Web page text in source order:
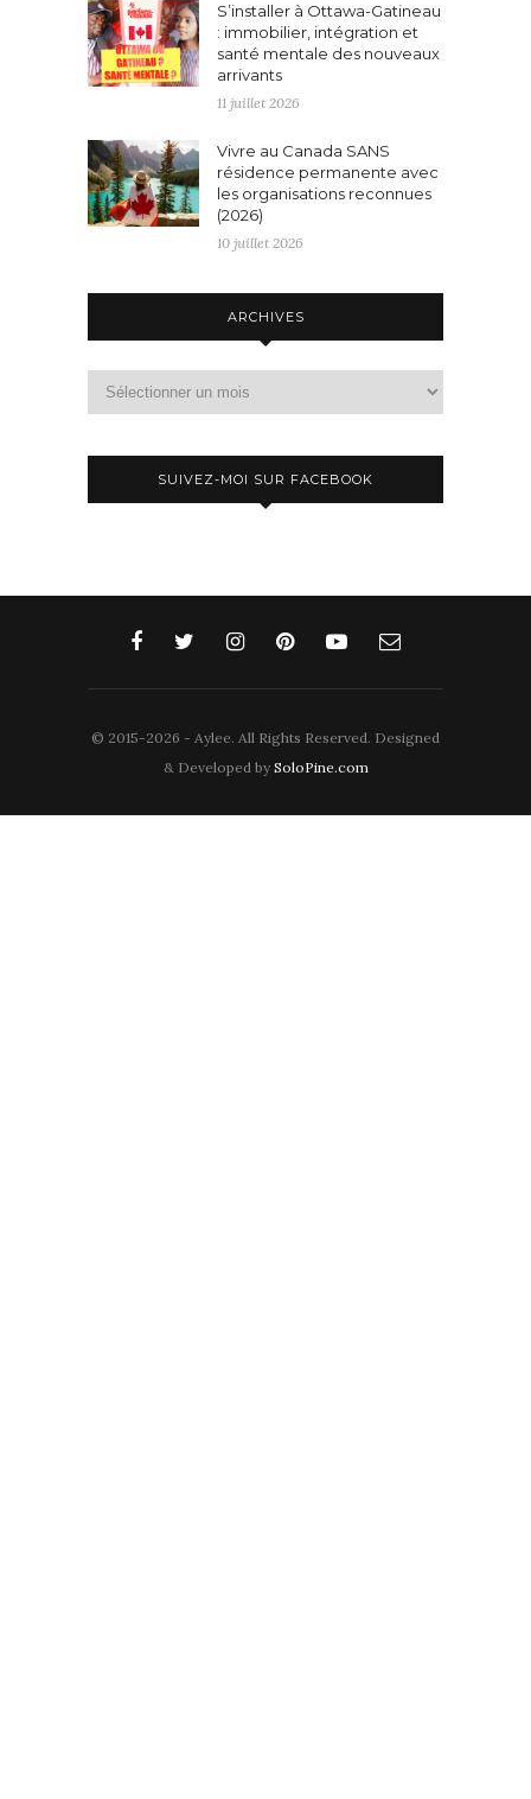
S’installer à Ottawa-Gatineau
: immobilier, intégration et
santé mentale des nouveaux
arrivants
11 juillet 2026
Vivre au Canada SANS
résidence permanente avec
les organisations reconnues
(2026)
10 juillet 2026
ARCHIVES
SUIVEZ-MOI SUR FACEBOOK
© 2015-2026 - Aylee. All Rights Reserved. Designed
& Developed by SoloPine.com